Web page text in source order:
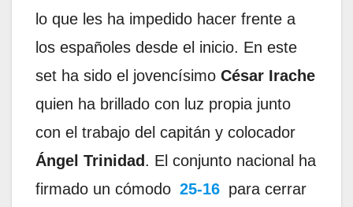
lo que les ha impedido hacer frente a
los españoles desde el inicio. En este
set ha sido el jovencísimo César Irache
quien ha brillado con luz propia junto
con el trabajo del capitán y colocador
Ángel Trinidad . El conjunto nacional ha
firmado un cómodo 25-16 para cerrar